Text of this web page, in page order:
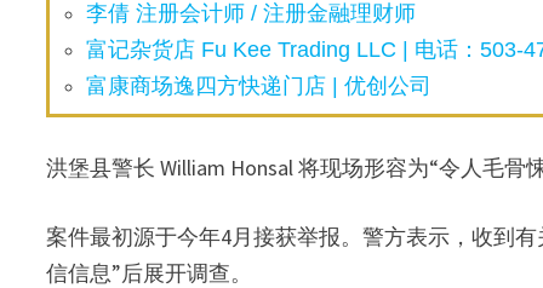
李倩 注册会计师 / 注册金融理财师
富记杂货店 Fu Kee Trading LLC | 电话：503-
富康商场逸四方快递门店 | 优创公司
洪堡县警长 William Honsal 将现场形容为“令人毛骨
案件最初源于今年4月接获举报。警方表示，收到
信信息”后展开调查。